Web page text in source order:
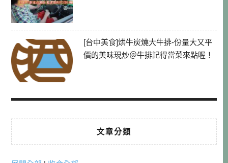
[台中美食]烘牛炭燒大牛排-份量大又平
價的美味現炒＠牛排記得當菜來點喔！
文章分類